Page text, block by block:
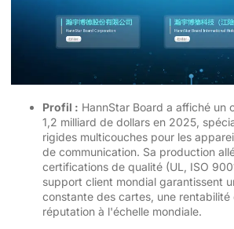
Profil : HannStar Board a affiché un
1,2 milliard de dollars en 2025,
rigides multicouches pour les
de communication. Sa production
certifications de qualité (UL, ISO
support client mondial garantissent
constante des cartes, une rentabilité
réputation à l'échelle mondiale.